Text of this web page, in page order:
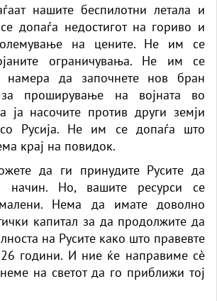
нашите беспилотни летала и
допаѓа недостигот на гориво и
на цените. Не им се
ограничувања. Не им се
намера да започнете нов бран
за проширување на војната во
ја насочите против други земји
Русија. Не им се допаѓа што
крај на повидок.
да ги принудите Русите да
начин. Но, вашите ресурси се
Нема да имате доволно
капитал за да продолжите да
на Русите како што правевте
години. И ние ќе направиме сè
на светот да го приближи тој